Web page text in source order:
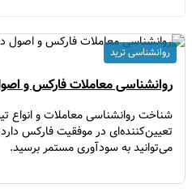
روانشناسی معاملات فارکس و
شناخت روانشناسی معاملات و انواع
تعیین‌کننده‌ای در موفقیت فارکس دارد؛
می‌توانید به سودآوری مستمر برسید.
روانشناسی ترید